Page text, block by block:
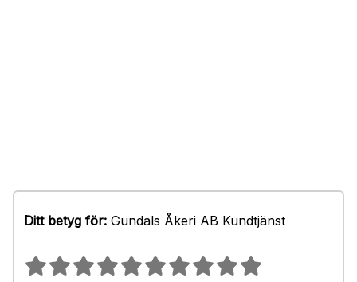
Ditt betyg för: Gundals Åkeri AB Kundtjänst